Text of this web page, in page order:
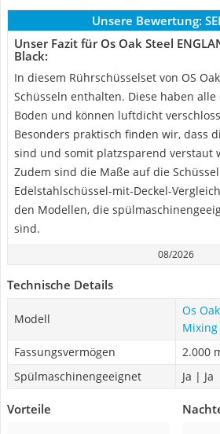
Unsere Bewertung:
Unser Fazit für Os Oak Steel
Black:
In diesem Rührschüsselset von OS
Schüsseln enthalten. Diese haben
Boden und können luftdicht
Besonders praktisch finden wir, dass
sind und somit platzsparend verstaut
Zudem sind die Maße auf die
Edelstahlschüssel-mit-Deckel-
den Modellen, die
sind.
08/2026
Technische Details
Modell
Os
Mixing
Fassungsvermögen
2.000
Spülmaschinengeeignet
Ja | Ja
Vorteile